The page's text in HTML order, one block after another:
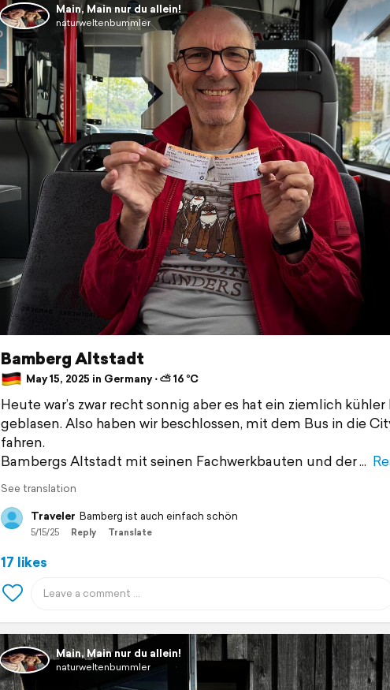
Main, Main nur du allein!
naturweltenbummler
Bamberg Altstadt
May 15, 2025 in Germany ⋅ ⛅ 16 °C
Heute war’s zwar recht sonnig aber es hat ein ziemlich
geblasen. Also haben wir beschlossen, mit dem Bus in die
fahren.
Bambergs Altstadt mit seinen Fachwerkbauten und der
See translation
Traveler Bamberg ist auch einfach schön
5/15/25 Reply Translate
17 likes
Main, Main nur du allein!
naturweltenbummler